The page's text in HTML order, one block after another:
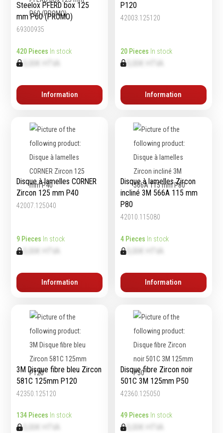
Steelox PFERD box 125
mm P60 (PROMO)
69300935
420 Pieces In stock
0,00€ HTVA
Information
P120
42003.125120
20 Pieces In stock
Information
Disque à lamelles CORNER
Zircon 125 mm P40
42007.125040
9 Pieces In stock
0,00€ HTVA
Information
Disque à lamelles Zircon
incliné 3M 566A 115 mm
P80
42010.115080
4 Pieces In stock
Information
3M Disque fibre bleu Zircon
581C 125mm P120
42350.125120
134 Pieces In stock
0,00€ HTVA
Disque fibre Zircon noir
501C 3M 125mm P50
42360.125050
49 Pieces In stock